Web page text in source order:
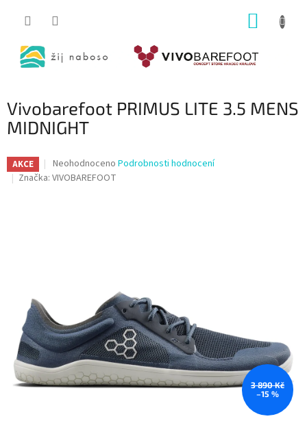
Vivobarefoot PRIMUS LITE 3.5 MENS
MIDNIGHT
AKCE
Průměrné
hodnocení
Neohodnoceno Podrobnosti hodnocení
Značka: VIVOBAREFOOT
3 890 Kč
–15 %